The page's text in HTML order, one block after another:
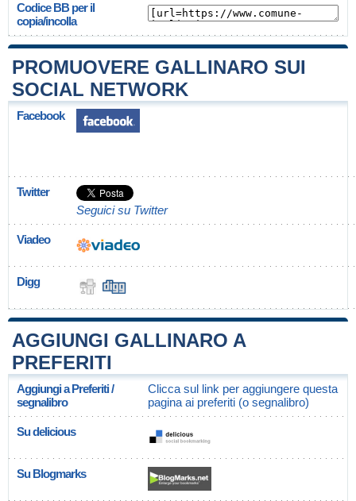
Codice BB per il
copia/incolla
PROMUOVERE GALLINARO SUI
SOCIAL NETWORK
Facebook
Twitter
Seguici su Twitter
Viadeo
Digg
AGGIUNGI GALLINARO A
PREFERITI
Aggiungi a Preferiti /
segnalibro
Clicca sul link per aggiungere questa
pagina ai preferiti (o segnalibro)
Su delicious
Su Blogmarks